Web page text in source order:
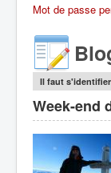
Mot de passe
Il faut
Week-end